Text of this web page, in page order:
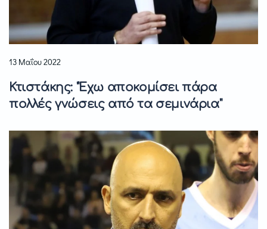
13 Μαΐου 2022
Κτιστάκης: "Έχω αποκομίσει πάρα
πολλές γνώσεις από τα σεμινάρια"